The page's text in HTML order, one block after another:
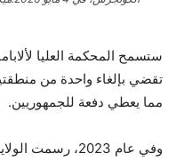
ستسمح المحكمة العليا
تقضي بإلغاء واحدة من
مما يعطي دفعة للجمهوريين.
وفي عام 2023،